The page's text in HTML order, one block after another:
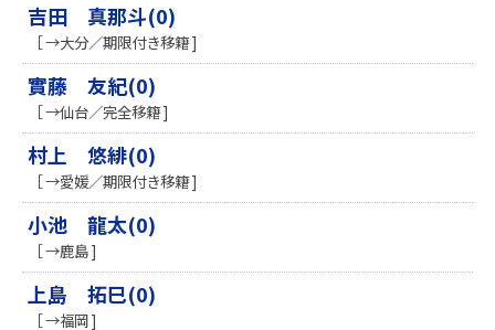
吉田 真那斗(0)
［ →大分／期限付き移籍 ]
實藤 友紀(0)
［ →仙台／完全移籍 ]
村上 悠緋(0)
［ →愛媛／期限付き移籍 ]
小池 龍太(0)
［ →鹿島 ]
上島 拓巳(0)
［ →福岡 ]